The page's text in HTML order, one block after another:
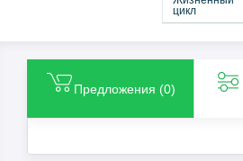
Предложения (0)